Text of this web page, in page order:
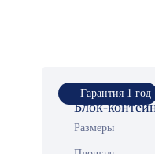
Гарантия 1 год
Блок-
Размеры